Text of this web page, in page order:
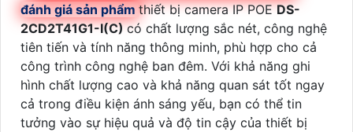
đánh giá sản phẩmthiết bị camera IP POEDS-
2CD2T41G1-I(C)có chất lượng sắc nét, công nghệ
tiên tiến và tính năng thông minh, phù hợp cho cả
công trình công nghệ ban đêm. Với khả năng ghi
hình chất lượng cao và khả năng quan sát tốt ngay
cả trong điều kiện ánh sáng yếu, bạn có thể tin
tưởng vào sự hiệu quả và độ tin cậy của thiết bị